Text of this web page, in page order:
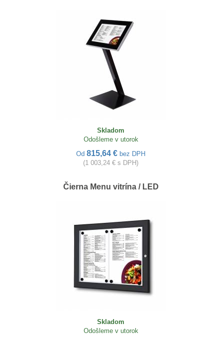
Skladom
Odošleme v utorok
Od 815,64 € bez DPH
(1 003,24 € s DPH)
Čierna Menu vitrína / LED
Skladom
Odošleme v utorok